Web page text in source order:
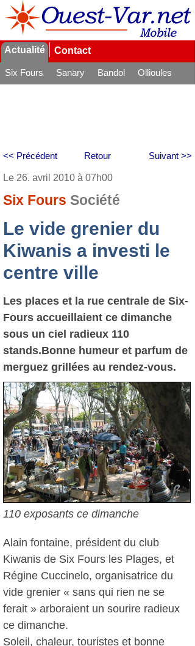
Actualité Contact
Six Fours Sanary Bandol
Ollioules
Retour
<< Précédent Suivant >>
Le 26. avril 2010 à 07h00
Six Fours Société
Le vide grenier du
Kiwanis a investi le
centre ville
Les places et la rue centrale de Six-
Fours accueillaient ce dimanche
sous un ciel radieux 110
stands.Bonne humeur et parfum de
merguez grillées au rendez-vous.
110 exposants ce dimanche
Alain fontaine, président du club
Kiwanis de Six Fours les Plages, et
Régine Cuccinelo, organisatrice du
vide grenier « sans qui rien ne se
ferait » arboraient un sourire radieux
ce dimanche.
Soleil, chaleur, touristes et bonne